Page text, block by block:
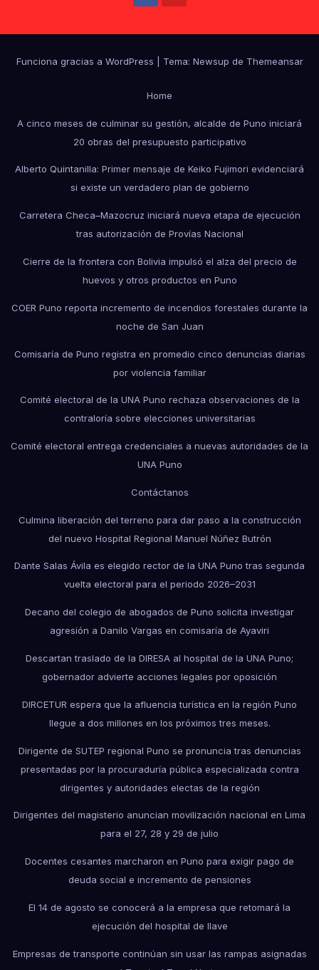
Funciona gracias a WordPress Tema: Newsup de Themeansar
Home
A cinco meses de culminar su gestión, alcalde de Puno iniciará
20 obras del presupuesto participativo
Alberto Quintanilla: Primer mensaje de Keiko Fujimori evidenciará
si existe un verdadero plan de gobierno
Carretera Checa–Mazocruz iniciará nueva etapa de ejecución
tras autorización de Provías Nacional
Cierre de la frontera con Bolivia impulsó el alza del precio de
huevos y otros productos en Puno
COER Puno reporta incremento de incendios forestales durante la
noche de San Juan
Comisaría de Puno registra en promedio cinco denuncias diarias
por violencia familiar
Comité electoral de la UNA Puno rechaza observaciones de la
contraloría sobre elecciones universitarias
Comité electoral entrega credenciales a nuevas autoridades de la
UNA Puno
Contáctanos
Culmina liberación del terreno para dar paso a la construcción
del nuevo Hospital Regional Manuel Núñez Butrón
Dante Salas Ávila es elegido rector de la UNA Puno tras segunda
vuelta electoral para el periodo 2026–2031
Decano del colegio de abogados de Puno solicita investigar
agresión a Danilo Vargas en comisaría de Ayaviri
Descartan traslado de la DIRESA al hospital de la UNA Puno;
gobernador advierte acciones legales por oposición
DIRCETUR espera que la afluencia turística en la región Puno
llegue a dos millones en los próximos tres meses.
Dirigente de SUTEP regional Puno se pronuncia tras denuncias
presentadas por la procuraduría pública especializada contra
dirigentes y autoridades electas de la región
Dirigentes del magisterio anuncian movilización nacional en Lima
para el 27, 28 y 29 de julio
Docentes cesantes marcharon en Puno para exigir pago de
deuda social e incremento de pensiones
El 14 de agosto se conocerá a la empresa que retomará la
ejecución del hospital de Ilave
Empresas de transporte continúan sin usar las rampas asignadas